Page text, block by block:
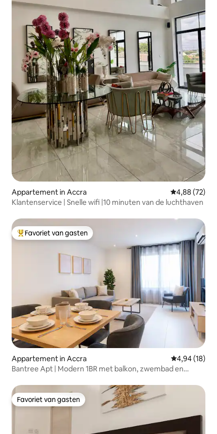
Appartement in Accra Gemiddelde
4,88 (72)
Klantenservice | Snelle wifi |10 minuten van de luchthaven
Topfavoriet van gasten
Favoriet van gasten
Appartement in Accra Gemiddelde
4,94 (18)
Bantree Apt | Modern 1BR met balkon, zwembad en
Favoriet van gasten
Favoriet van gasten